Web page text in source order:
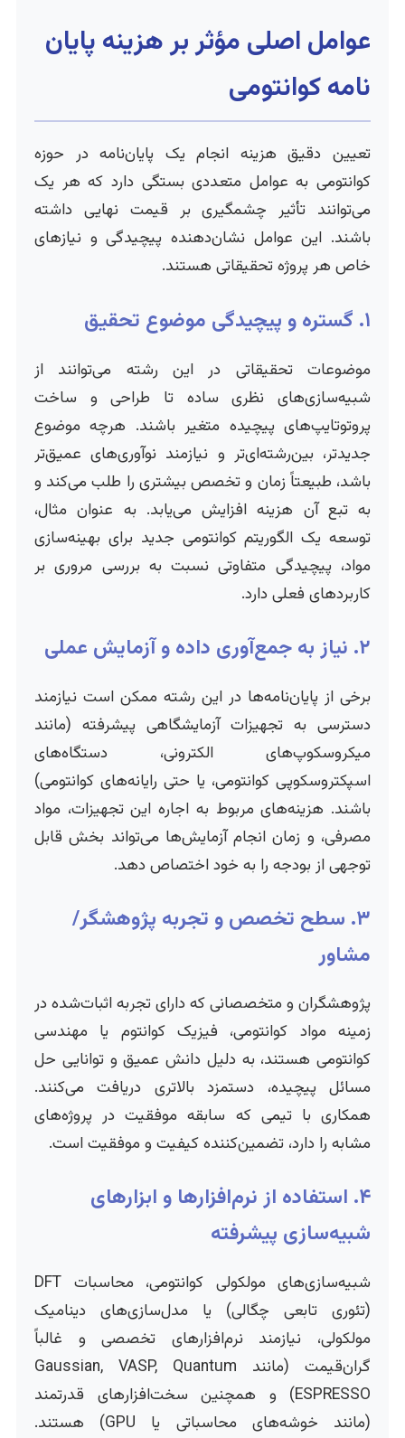
عوامل اصلی مؤثر بر هزینه پایان
نامه کوانتومی
تعیین دقیق هزینه انجام یک پایان‌نامه در حوزه
کوانتومی به عوامل متعددی بستگی دارد که هر یک
می‌توانند تأثیر چشمگیری بر قیمت نهایی داشته
باشند. این عوامل نشان‌دهنده پیچیدگی و نیازهای
خاص هر پروژه تحقیقاتی هستند.
۱. گستره و پیچیدگی موضوع تحقیق
موضوعات تحقیقاتی در این رشته می‌توانند از
شبیه‌سازی‌های نظری ساده تا طراحی و ساخت
پروتوتایپ‌های پیچیده متغیر باشند. هرچه موضوع
جدیدتر، بین‌رشته‌ای‌تر و نیازمند نوآوری‌های عمیق‌تر
باشد، طبیعتاً زمان و تخصص بیشتری را طلب می‌کند و
به تبع آن هزینه افزایش می‌یابد. به عنوان مثال،
توسعه یک الگوریتم کوانتومی جدید برای بهینه‌سازی
مواد، پیچیدگی متفاوتی نسبت به بررسی مروری بر
کاربردهای فعلی دارد.
۲. نیاز به جمع‌آوری داده و آزمایش عملی
برخی از پایان‌نامه‌ها در این رشته ممکن است نیازمند
دسترسی به تجهیزات آزمایشگاهی پیشرفته (مانند
میکروسکوپ‌های الکترونی، دستگاه‌های
اسپکتروسکوپی کوانتومی، یا حتی رایانه‌های کوانتومی)
باشند. هزینه‌های مربوط به اجاره این تجهیزات، مواد
مصرفی، و زمان انجام آزمایش‌ها می‌تواند بخش قابل
توجهی از بودجه را به خود اختصاص دهد.
۳. سطح تخصص و تجربه پژوهشگر/
مشاور
پژوهشگران و متخصصانی که دارای تجربه اثبات‌شده در
زمینه مواد کوانتومی، فیزیک کوانتوم یا مهندسی
کوانتومی هستند، به دلیل دانش عمیق و توانایی حل
مسائل پیچیده، دستمزد بالاتری دریافت می‌کنند.
همکاری با تیمی که سابقه موفقیت در پروژه‌های
مشابه را دارد، تضمین‌کننده کیفیت و موفقیت است.
۴. استفاده از نرم‌افزارها و ابزارهای
شبیه‌سازی پیشرفته
شبیه‌سازی‌های مولکولی کوانتومی، محاسبات DFT
(تئوری تابعی چگالی) یا مدل‌سازی‌های دینامیک
مولکولی، نیازمند نرم‌افزارهای تخصصی و غالباً
گران‌قیمت (مانند Gaussian, VASP, Quantum
ESPRESSO) و همچنین سخت‌افزارهای قدرتمند
(مانند خوشه‌های محاسباتی یا GPU) هستند.